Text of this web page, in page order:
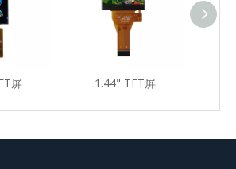
屏 1.44" TFT屏